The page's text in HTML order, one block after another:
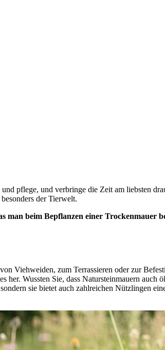
pflege, und verbringe die Zeit am liebsten
der Tierwelt.
beim Bepflanzen einer Trockenmauer
Viehweiden, zum Terrassieren oder zur
her. Wussten Sie, dass Natursteinmauern auch
sie bietet auch zahlreichen Nützlingen